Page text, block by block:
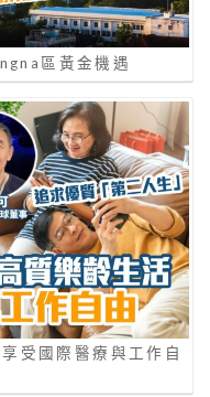
區黃金機遇
受國際醫療與工作自